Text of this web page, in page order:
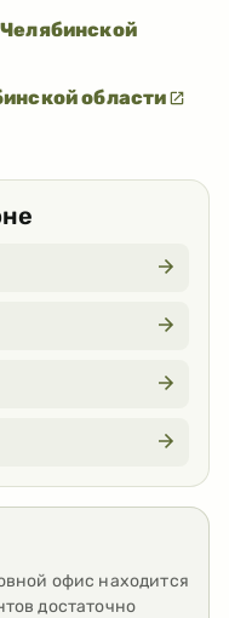
области
офис находится
достаточно